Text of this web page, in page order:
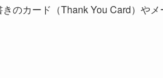
のカード（Thank You Card）やメ